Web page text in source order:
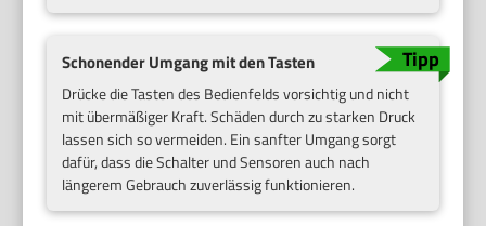
Schonender Umgang mit den Tasten
Drücke die Tasten des Bedienfelds vorsichtig und nicht
mit übermäßiger Kraft. Schäden durch zu starken Druck
lassen sich so vermeiden. Ein sanfter Umgang sorgt
dafür, dass die Schalter und Sensoren auch nach
längerem Gebrauch zuverlässig funktionieren.